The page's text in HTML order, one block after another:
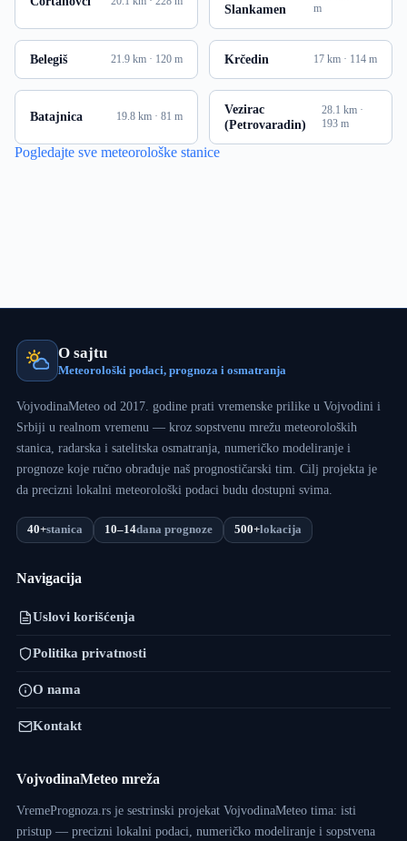
Slankamen
m
Belegiš 21.9 km · 120 m Krčedin 17 km · 114 m
Batajnica 19.8 km · 81 m
Vezirac
(Petrovaradin)
28.1 km ·
193 m
Pogledajte sve meteorološke stanice
O sajtu
Meteorološki podaci, prognoza i osmatranja
VojvodinaMeteo od 2017. godine prati vremenske prilike u Vojvodini i
Srbiji u realnom vremenu — kroz sopstvenu mrežu meteoroloških
stanica, radarska i satelitska osmatranja, numeričko modeliranje i
prognoze koje ručno obrađuje naš prognostičarski tim. Cilj projekta je
da precizni lokalni meteorološki podaci budu dostupni svima.
40+stanica 10–14dana prognoze 500+lokacija
Navigacija
Uslovi korišćenja
Politika privatnosti
O nama
Kontakt
VojvodinaMeteo mreža
VremePrognoza.rs je sestrinski projekat VojvodinaMeteo tima: isti
pristup — precizni lokalni podaci, numeričko modeliranje i sopstvena